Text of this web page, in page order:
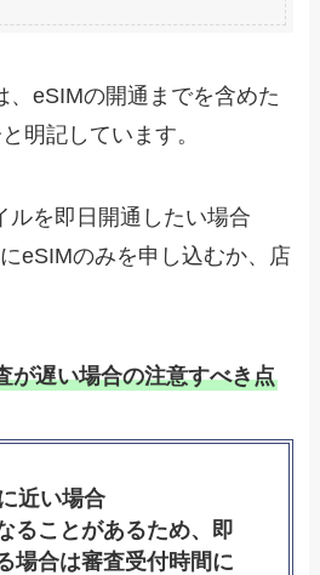
、eSIMの開通までを含めた
明記しています。
ルを即日開通したい場合
eSIMのみを申し込むか、店
が遅い場合の注意すべき点
近い場合
ることがあるため、即
場合は審査受付時間に